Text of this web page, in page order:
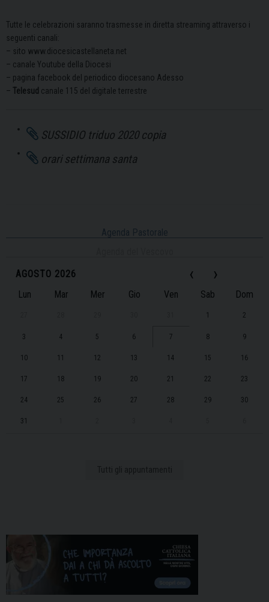
Tutte le celebrazioni saranno trasmesse in diretta streaming attraverso i
seguenti canali:
– sito www.diocesicastellaneta.net
– canale Youtube della Diocesi
– pagina facebook del periodico diocesano Adesso
– Telesud canale 115 del digitale terrestre
SUSSIDIO triduo 2020 copia
orari settimana santa
Agenda Pastorale
‹
AGOSTO 2026 ›
Lun Mar Mer Gio Ven Sab Dom
1 2
3 4 5 6 7 8 9
10 11 12 13 14 15 16
17 18 19 20 21 22 23
24 25 26 27 28 29 30
31
Tutti gli appuntamenti